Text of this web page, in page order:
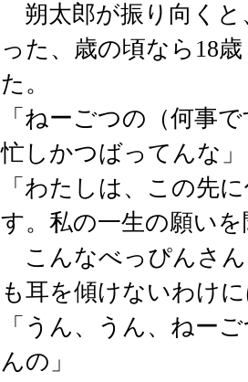
朔太郎が振り向くと
った、歳の頃なら18
た。
「ねーごつの（何事
忙しかつばってんな」
「わたしは、この先
す。私の一生の願い
こんなべっぴんさ
も耳を傾けないわけ
「うん、うん、ねー
んの」